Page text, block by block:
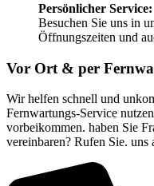
Persönlicher Service:
Besuchen Sie uns in
Öffnungszeiten und
Vor Ort & per
Wir helfen schnell und
Fernwartungs-Service nutzen
vorbeikommen. haben Sie
vereinbaren? Rufen Sie. uns